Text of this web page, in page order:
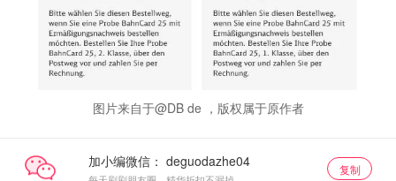
图片来自于@DB de ，版权属于原作者
加小编微信： 复制